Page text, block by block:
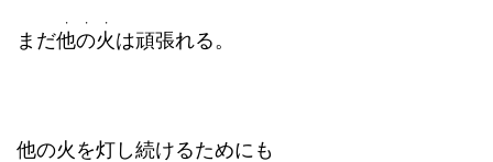
まだ他の火
・・・
は頑張れる。
他の火を灯し続けるためにも